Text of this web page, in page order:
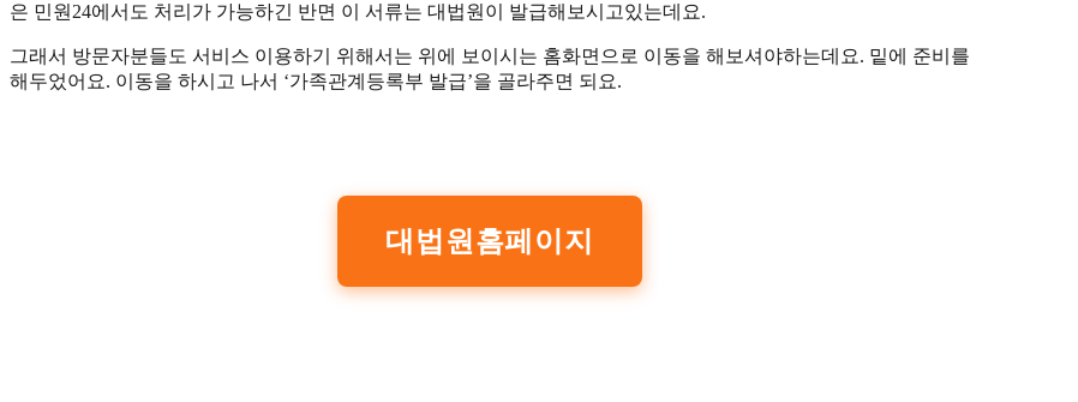
은 민원24에서도 처리가 가능하긴 반면 이 서류는 대법원이 발급해보시고있는데요.
그래서 방문자분들도 서비스 이용하기 위해서는 위에 보이시는 홈화면으로 이동을 해보셔야하는데요. 밑에 준비를
해두었어요. 이동을 하시고 나서 ‘가족관계등록부 발급’을 골라주면 되요.
대법원홈페이지